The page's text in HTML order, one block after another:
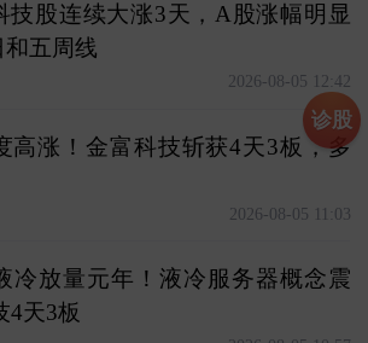
技股连续大涨3天，A股涨幅明显
和五周线
2026-08-05 12:42
高涨！金富科技斩获4天3板，多
2026-08-05 11:03
冷放量元年！液冷服务器概念震
4天3板
诊股